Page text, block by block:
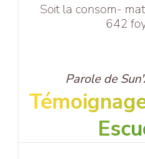
Soit la consom-
642
Parole de